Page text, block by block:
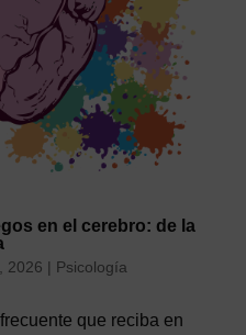
en el cerebro: de la
2026 | Psicología
que reciba en